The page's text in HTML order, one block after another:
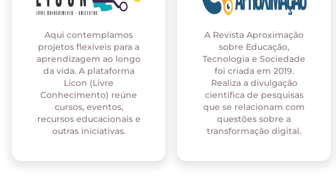
Aqui contemplamos
projetos flexíveis para a
aprendizagem ao longo
da vida. A plataforma
Licon (Livre
Conhecimento) reúne
cursos, eventos,
recursos educacionais e
outras iniciativas.
A Revista Aproximação
sobre Educação,
Tecnologia e Sociedade
foi criada em 2019.
Realiza a divulgação
científica de pesquisas
que se relacionam com
questões sobre a
transformação digital.